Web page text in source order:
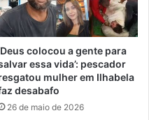
colocou a gente para
essa vida’: pescador
mulher em Ilhabela
desabafo
26 de maio de 2026